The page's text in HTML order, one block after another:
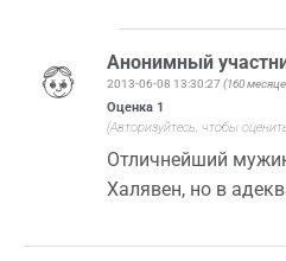
Анонимный
2013-06-08 13:30:27 (160
Оценка 1
(Авторизуйтесь, чтобы
Отличнейший
Халявен, но в